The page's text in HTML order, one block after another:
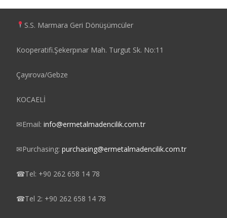
S.S. Marmara Geri Dönüşümcüler
Kooperatifi.Şekerpınar Mah. Turgut Sk. No:11
Çayırova/Gebze
KOCAELİ
✉Email: info@ermetalmadencilik.com.tr
✉Purchasing: purchasing@ermetalmadencilik.com.tr
☎Tel: +90 262 658 14 78
☎Tel 2: +90 262 658 14 78